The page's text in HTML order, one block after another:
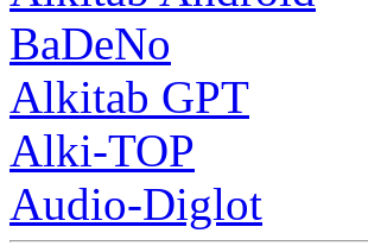
BaDeNo
Alkitab GPT
Alki-TOP
Audio-Diglot